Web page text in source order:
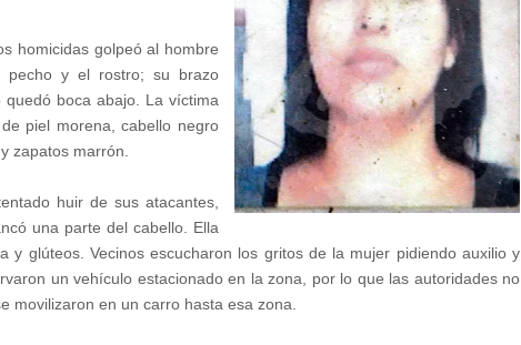
homicidas golpeó al hombre
y el rostro; su brazo
boca abajo. La víctima
piel morena, cabello negro
zapatos marrón.
huir de sus atacantes,
una parte del cabello. Ella
y glúteos. Vecinos escucharon los gritos de la mujer pidiendo auxilio y
un vehículo estacionado en la zona, por lo que las autoridades no
movilizaron en un carro hasta esa zona.